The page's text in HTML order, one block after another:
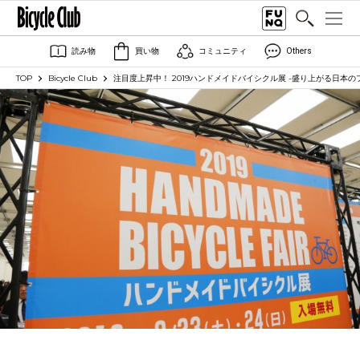
読み物 買い物 コミュニティ Others
TOP Bicycle Club 注目度上昇中！ 2019ハンドメイドバイシクル展 -盛り上がる日本の